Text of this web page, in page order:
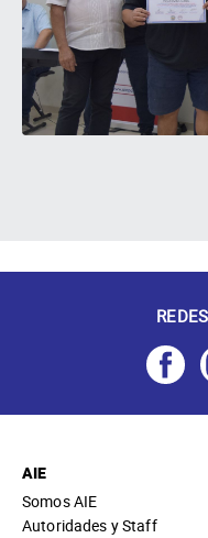
AIE
Somos AIE
Autoridades y Staff